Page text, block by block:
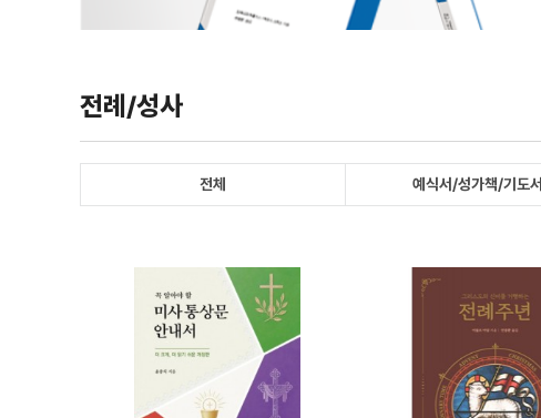
전례/성사
전체 예식서/성가책/기도서